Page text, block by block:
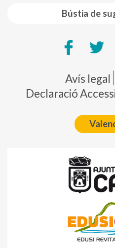
Bústia de
Avís legal
Declaració